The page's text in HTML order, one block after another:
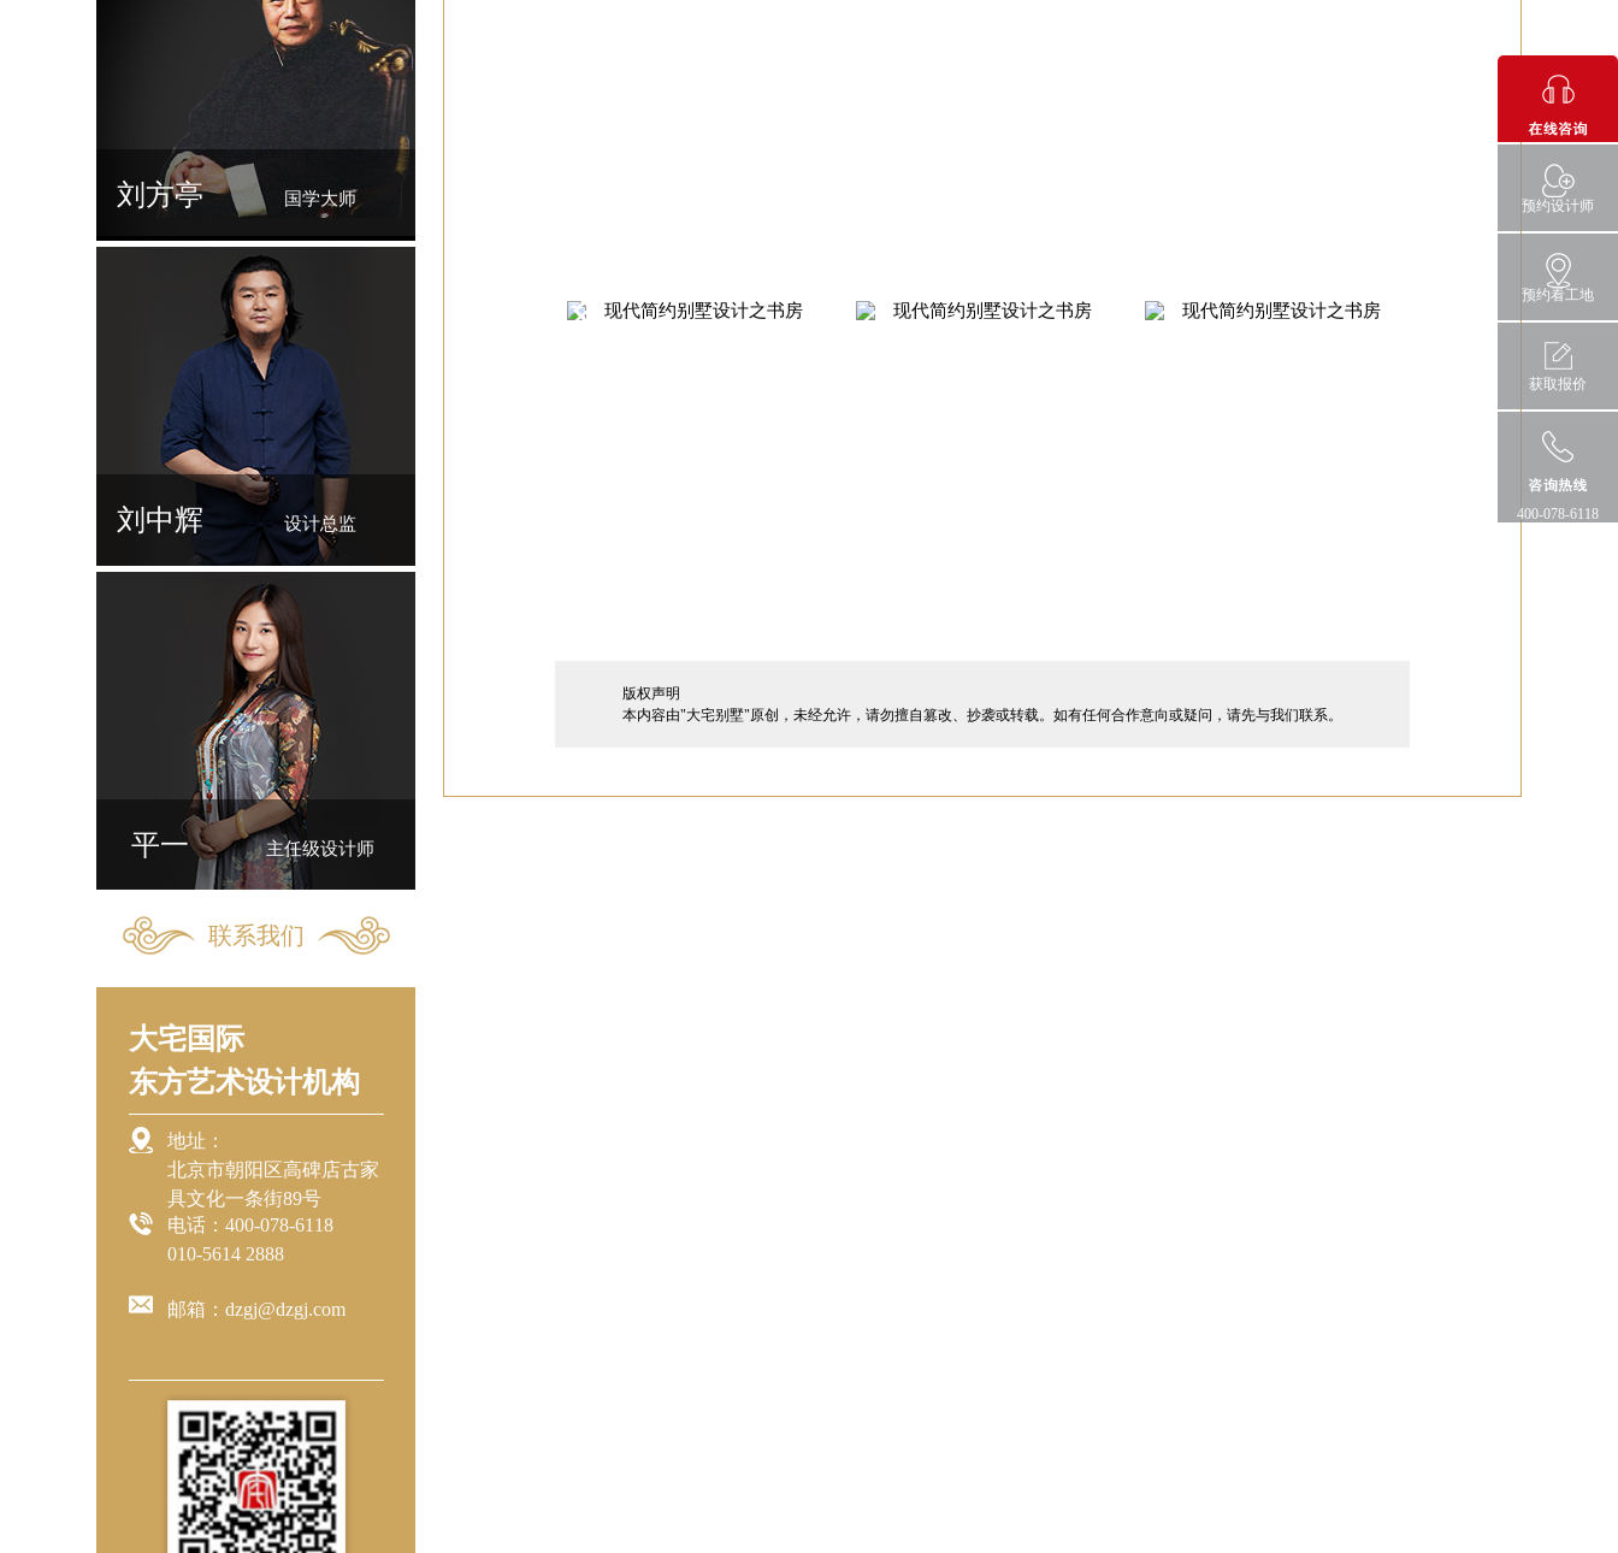
刘方亭 国学大师
刘中辉 设计总监
平一 主任级设计师
联系我们
大宅国际
东方艺术设计机构
地址：
北京市朝阳区高碑店古家
具文化一条街89号
电话：400-078-6118
010-5614 2888
邮箱：dzgj@dzgj.com
现代简约别墅设计之书房 现代简约别墅设计之书房 现代简约别墅设计之书房
版权声明
本内容由"大宅别墅"原创，未经允许，请勿擅自篡改、抄袭或转载。如有任何合作意向或疑问，请先与我们联系。
预约设计师
预约看工地
获取报价
400-078-6118